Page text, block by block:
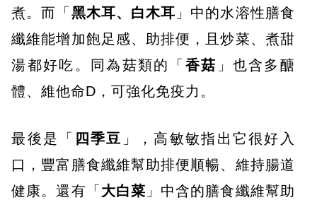
煮。而「 黑木耳、白木耳 」中的水溶性膳食
纖維能增加飽足感、助排便，且炒菜、煮甜
湯都好吃。同為菇類的「 香菇 」也含多醣
體、維他命D，可強化免疫力。
最後是「 四季豆 」，高敏敏指出它很好入
口，豐富膳食纖維幫助排便順暢、維持腸道
健康。還有「 大白菜 」中含的膳食纖維幫助